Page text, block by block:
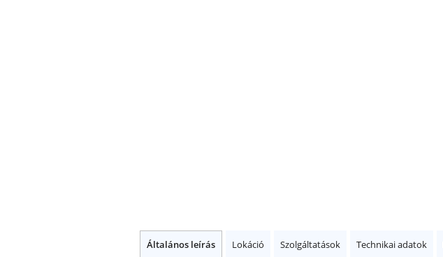
Általános leírás Lokáció Szolgáltatások Technikai adatok